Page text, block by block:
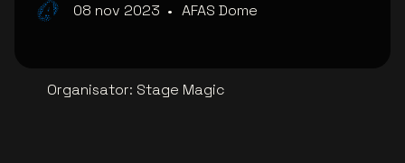
08 nov 2023 • AFAS Dome
Organisator: Stage Magic